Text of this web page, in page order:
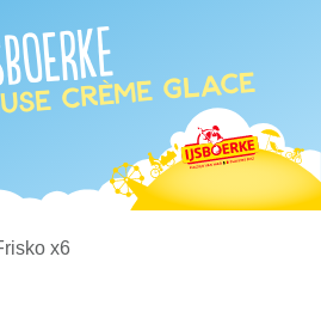
crème glace
x6